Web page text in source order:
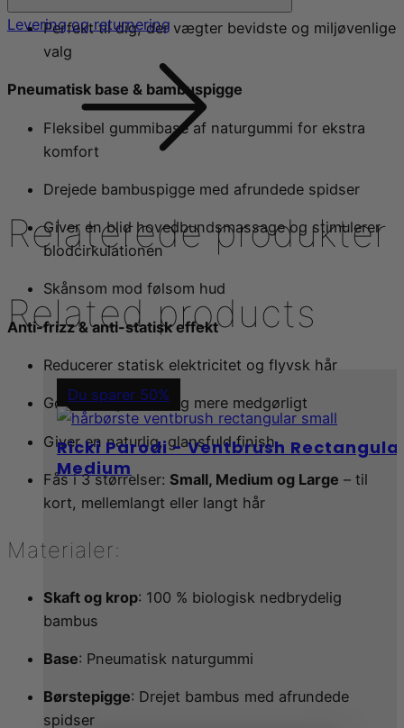
Perfekt til dig, der vægter bevidste og miljøvenlige
valg
Pneumatisk base & bambuspigge
Fleksibel gummibase af naturgummi for ekstra
komfort
Drejede bambuspigge med afrundede spidser
Giver en blid hovedbundsmassage og stimulerer
blodcirkulationen
Skånsom mod følsom hud
Anti-frizz & anti-statisk effekt
Reducerer statisk elektricitet og flyvsk hår
Gør håret glattere og mere medgørligt
Giver en naturlig, glansfuld finish
Fås i 3 størrelser: Small, Medium og Large – til
kort, mellemlangt eller langt hår
Materialer:
Skaft og krop: 100 % biologisk nedbrydelig
bambus
Base: Pneumatisk naturgummi
Børstepigge: Drejet bambus med afrundede
spidser
Levering og returnering
Relaterede produkter
Related products
Du sparer 50%
Ricki Parodi - Ventbrush
Medium